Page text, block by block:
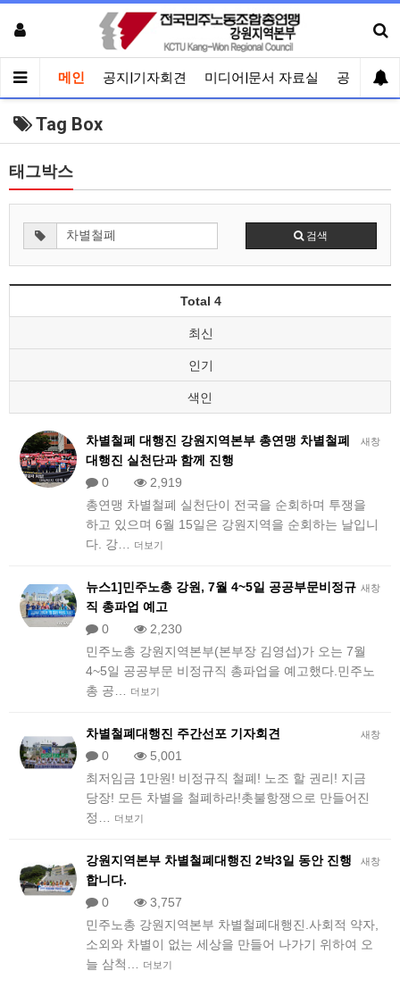
메인 공지|기자회견 미디어|문서 자료실 공유게시
Tag Box
태그박스
검색
Total 4
최신
인기
색인
새창
차별철폐 대행진 강원지역본부 총연맹 차별철폐
대행진 실천단과 함께 진행
0
2,919
총연맹 차별철폐 실천단이 전국을 순회하며 투쟁을
하고 있으며 6월 15일은 강원지역을 순회하는 날입니
다. 강…
더보기
새창
뉴스1]민주노총 강원, 7월 4~5일 공공부문비정규
직 총파업 예고
0
2,230
​민주노총 강원지역본부(본부장 김영섭)가 오는 7월
4~5일 공공부문 비정규직 총파업을 예고했다.민주노
총 공…
더보기
새창
차별철폐대행진 주간선포 기자회견
0
5,001
최저임금 1만원! 비정규직 철폐! 노조 할 권리! 지금
당장! 모든 차별을 철폐하라!촛불항쟁으로 만들어진
정…
더보기
새창
강원지역본부 차별철폐대행진 2박3일 동안 진행
합니다.
0
3,757
민주노총 강원지역본부 차별철폐대행진.사회적 약자,
소외와 차별이 없는 세상을 만들어 나가기 위하여 오
늘 삼척…
더보기